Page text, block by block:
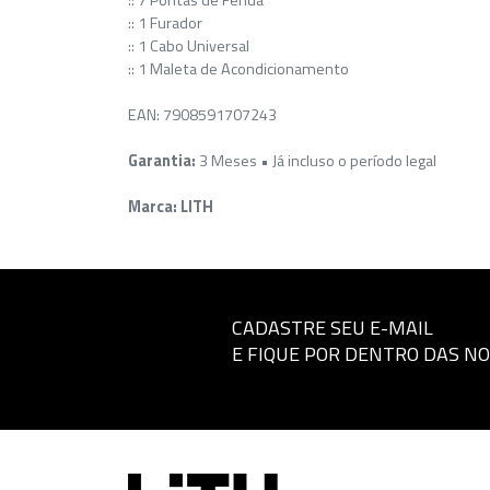
:: 1 Furador
:: 1 Cabo Universal
:: 1 Maleta de Acondicionamento
EAN: 7908591707243
Garantia: 3 Meses • Já incluso o período legal
Marca: LITH
CADASTRE SEU E-MAIL
E FIQUE POR DENTRO DAS